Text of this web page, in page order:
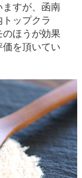
ますが、函南
ップクラ
のほうが効果
を頂いてい